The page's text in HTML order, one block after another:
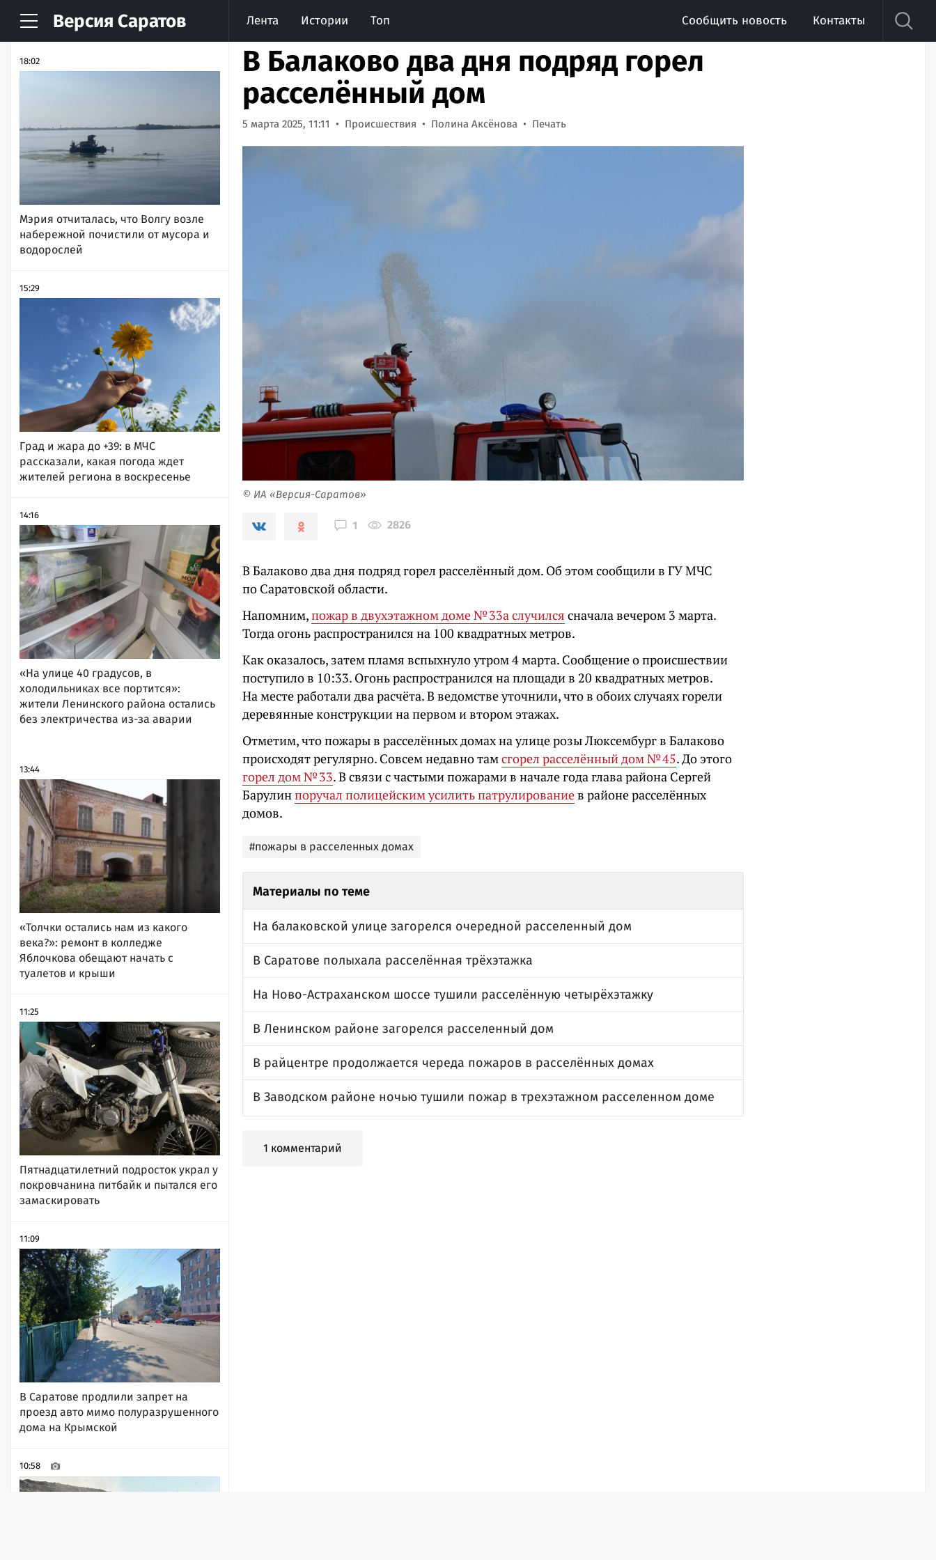
Версия Саратов Лента Истории Топ Сообщить новость Контакты
НОВОСТИ АРХИВ
18:02
Мэрия отчиталась, что Волгу возле
набережной почистили от мусора и
водорослей
15:29
Град и жара до +39: в МЧС
рассказали, какая погода ждет
жителей региона в воскресенье
14:16
«На улице 40 градусов, в
холодильниках все портится»:
жители Ленинского района остались
без электричества из-за аварии
13:44
«Толчки остались нам из какого
века?»: ремонт в колледже
Яблочкова обещают начать с
туалетов и крыши
11:25
Пятнадцатилетний подросток украл у
покровчанина питбайк и пытался его
замаскировать
11:09
В Саратове продлили запрет на
проезд авто мимо полуразрушенного
дома на Крымской
10:58
В Балаково два дня подряд горел
расселённый дом
5 марта 2025, 11:11 Происшествия Полина Аксёнова Печать
© ИА «Версия-Саратов»
1 2826
В Балаково два дня подряд горел расселённый дом. Об этом сообщили в ГУ МЧС
по Саратовской области.
Напомним,пожар в двухэтажном доме № 33а случился сначала вечером 3 марта.
Тогда огонь распространился на 100 квадратных метров.
Как оказалось, затем пламя вспыхнуло утром 4 марта. Сообщение о происшествии
поступило в 10:33. Огонь распространился на площади в 20 квадратных метров.
На месте работали два расчёта. В ведомстве уточнили, что в обоих случаях горели
деревянные конструкции на первом и втором этажах.
Отметим, что пожары в расселённых домах на улице розы Люксембург в Балаково
происходят регулярно. Совсем недавно тамсгорел расселённый дом № 45. До этого
горел дом № 33. В связи с частыми пожарами в начале года глава района Сергей
Барулинпоручал полицейским усилить патрулированиев районе расселённых
домов.
#пожары в расселенных домах
Материалы по теме
На балаковской улице загорелся очередной расселенный дом
В Саратове полыхала расселённая трёхэтажка
На Ново-Астраханском шоссе тушили расселённую четырёхэтажку
В Ленинском районе загорелся расселенный дом
В райцентре продолжается череда пожаров в расселённых домах
В Заводском районе ночью тушили пожар в трехэтажном расселенном доме
1 комментарий